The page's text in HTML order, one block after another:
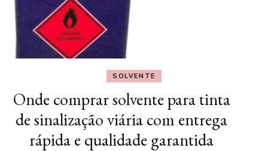
SOLVENTE
Onde comprar solvente para tinta
de sinalização viária com entrega
rápida e qualidade garantida